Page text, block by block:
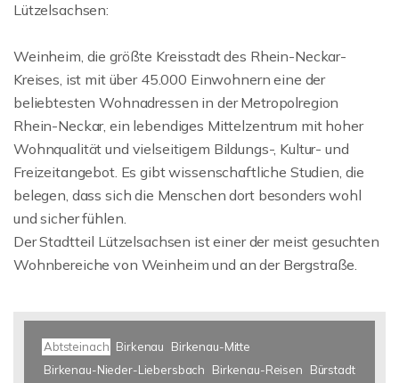
Lützelsachsen:
Weinheim, die größte Kreisstadt des Rhein-Neckar-
Kreises, ist mit über 45.000 Einwohnern eine der
beliebtesten Wohnadressen in der Metropolregion
Rhein-Neckar, ein lebendiges Mittelzentrum mit hoher
Wohnqualität und vielseitigem Bildungs-, Kultur- und
Freizeitangebot. Es gibt wissenschaftliche Studien, die
belegen, dass sich die Menschen dort besonders wohl
und sicher fühlen.
Der Stadtteil Lützelsachsen ist einer der meist gesuchten
Wohnbereiche von Weinheim und an der Bergstraße.
Abtsteinach Birkenau
Birkenau-Mitte
Birkenau-Nieder-Liebersbach
Birkenau-Reisen
Bürstadt